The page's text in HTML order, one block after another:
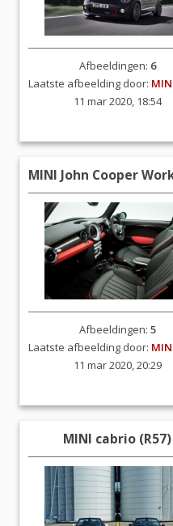
Afbeeldingen: 6
Laatste afbeelding door:
11 mar 2020, 18:54
MINI John Cooper Works World Championship
Afbeeldingen: 5
Laatste afbeelding door:
11 mar 2020, 20:29
MINI cabrio (R57)